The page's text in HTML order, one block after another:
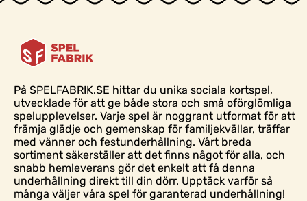
På SPELFABRIK.SE hittar du unika sociala kortspel,
utvecklade för att ge både stora och små oförglömliga
spelupplevelser. Varje spel är noggrant utformat för att
främja glädje och gemenskap för familjekvällar, träffar
med vänner och festunderhållning. Vårt breda
sortiment säkerställer att det finns något för alla, och
snabb hemleverans gör det enkelt att få denna
underhållning direkt till din dörr. Upptäck varför så
många väljer våra spel för garanterad underhållning!